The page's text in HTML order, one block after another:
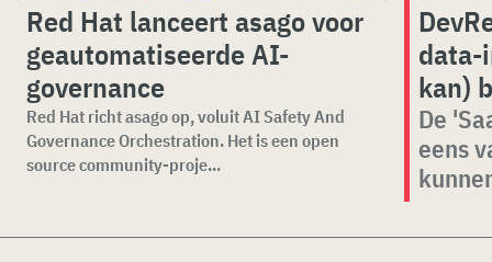
Red Hat lanceert asago voor
geautomatiseerde AI-
governance
Red Hat richt asago op, voluit AI Safety And
Governance Orchestration. Het is een open
source community-proje...
data-
kan)
De
eens